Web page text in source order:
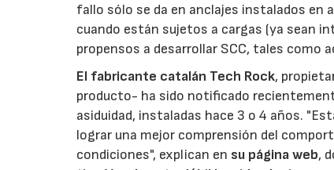
fallo sólo se da en anclajes instalados en
cuando están sujetos a cargas (ya sean
propensos a desarrollar SCC, tales como
El fabricante catalán Tech Rock,
producto- ha sido notificado
asiduidad, instaladas hace 3 o 4 años.
lograr una mejor comprensión del
condiciones", explican en su página web,